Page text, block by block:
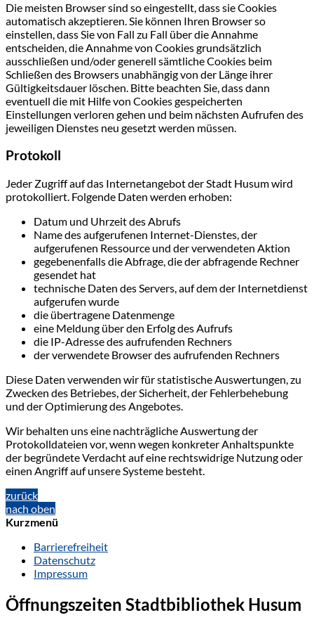
Die meisten Browser sind so eingestellt, dass sie Cookies
automatisch akzeptieren. Sie können Ihren Browser so
einstellen, dass Sie von Fall zu Fall über die Annahme
entscheiden, die Annahme von Cookies grundsätzlich
ausschließen und/oder generell sämtliche Cookies beim
Schließen des Browsers unabhängig von der Länge ihrer
Gültigkeitsdauer löschen. Bitte beachten Sie, dass dann
eventuell die mit Hilfe von Cookies gespeicherten
Einstellungen verloren gehen und beim nächsten Aufrufen des
jeweiligen Dienstes neu gesetzt werden müssen.
Protokoll
Jeder Zugriff auf das Internetangebot der Stadt Husum wird
protokolliert. Folgende Daten werden erhoben:
Datum und Uhrzeit des Abrufs
Name des aufgerufenen Internet-Dienstes, der
aufgerufenen Ressource und der verwendeten Aktion
gegebenenfalls die Abfrage, die der abfragende Rechner
gesendet hat
technische Daten des Servers, auf dem der Internetdienst
aufgerufen wurde
die übertragene Datenmenge
eine Meldung über den Erfolg des Aufrufs
die IP-Adresse des aufrufenden Rechners
der verwendete Browser des aufrufenden Rechners
Diese Daten verwenden wir für statistische Auswertungen, zu
Zwecken des Betriebes, der Sicherheit, der Fehlerbehebung
und der Optimierung des Angebotes.
Wir behalten uns eine nachträgliche Auswertung der
Protokolldateien vor, wenn wegen konkreter Anhaltspunkte
der begründete Verdacht auf eine rechtswidrige Nutzung oder
einen Angriff auf unsere Systeme besteht.
zurück
nach oben
Kurzmenü
Barrierefreiheit
Datenschutz
Impressum
Öffnungszeiten Stadtbibliothek Husum